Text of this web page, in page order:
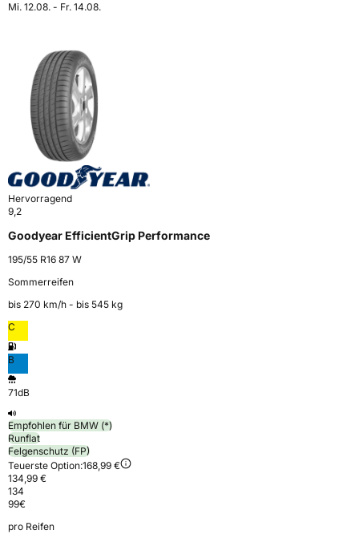
Mi. 12.08. - Fr. 14.08.
Hervorragend
9,2
Goodyear EfficientGrip Performance
195/55 R16 87 W
Sommerreifen
bis 270 km⁠/⁠h - bis 545 kg
C
B
71dB
Empfohlen für BMW (*)
Runflat
Felgenschutz (FP)
Teuerste Option:168,99 €
134,99 €
134
99€
pro Reifen